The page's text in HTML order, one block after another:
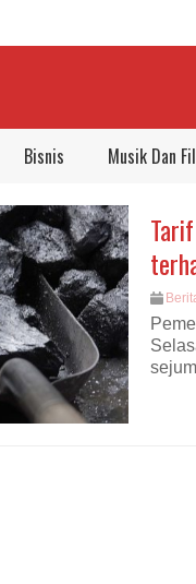
Bisnis Musik Dan